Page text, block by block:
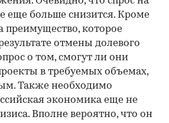
еще больше снизится. Кроме
преимущество, которое
отмены долевого
о том, смогут ли они
в требуемых объемах,
Также необходимо
экономика еще не
Вполне вероятно, что он